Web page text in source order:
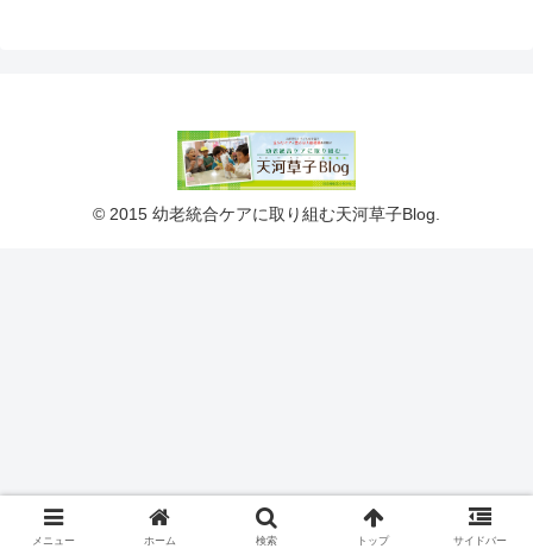
© 2015 幼老統合ケアに取り組む天河草子Blog.
メニュー ホーム 検索 トップ サイドバー